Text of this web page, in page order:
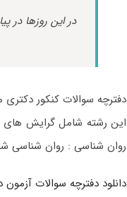
در این روزها در
دفترچه سوالات کنکور
این رشته شامل گرایش های
روان شناسی : روان شناسی
دانلود دفترچه سوالات آزمون